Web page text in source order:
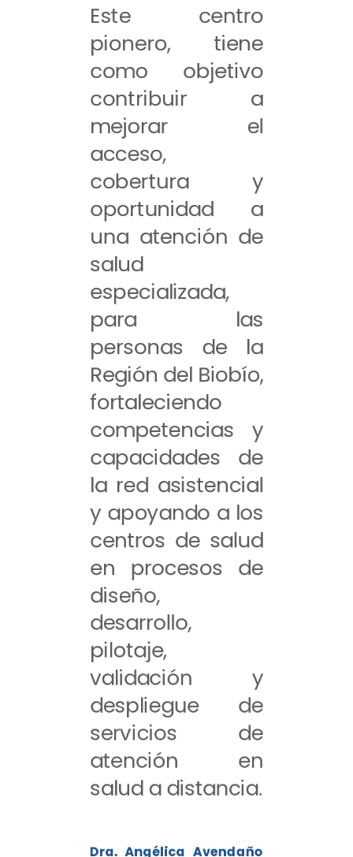
Este centro
pionero, tiene
como objetivo
contribuir a
mejorar el
acceso,
cobertura y
oportunidad a
una atención de
salud
especializada,
para las
personas de la
Región del Biobío,
fortaleciendo
competencias y
capacidades de
la red asistencial
y apoyando a los
centros de salud
en procesos de
diseño,
desarrollo,
pilotaje,
validación y
despliegue de
servicios de
atención en
salud a distancia.
Dra. Angélica Avendaño